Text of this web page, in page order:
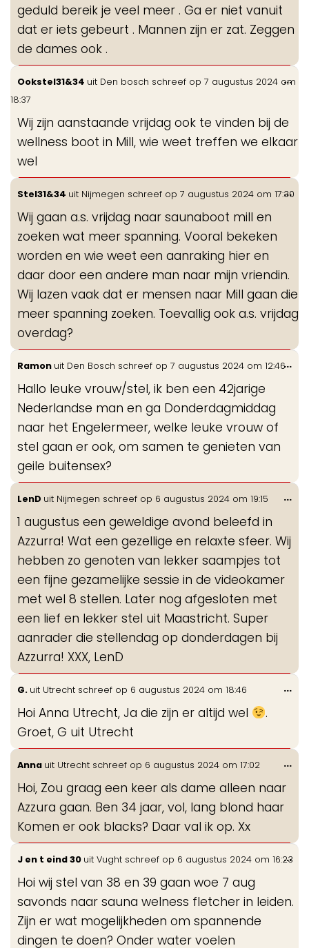
geduld bereik je veel meer . Ga er niet vanuit
dat er iets gebeurt . Mannen zijn er zat. Zeggen
de dames ook .
Ookstel31&34 uit Den bosch schreef op 7 augustus 2024 om
18:37
Wij zijn aanstaande vrijdag ook te vinden bij de
wellness boot in Mill, wie weet treffen we elkaar
wel
...
Stel31&34 uit Nijmegen schreef op 7 augustus 2024 om 17:30
Wij gaan a.s. vrijdag naar saunaboot mill en
zoeken wat meer spanning. Vooral bekeken
worden en wie weet een aanraking hier en
daar door een andere man naar mijn vriendin.
Wij lazen vaak dat er mensen naar Mill gaan die
meer spanning zoeken. Toevallig ook a.s. vrijdag
overdag?
...
Ramon uit Den Bosch schreef op 7 augustus 2024 om 12:46
Hallo leuke vrouw/stel, ik ben een 42jarige
Nederlandse man en ga Donderdagmiddag
naar het Engelermeer, welke leuke vrouw of
stel gaan er ook, om samen te genieten van
geile buitensex?
...
LenD uit Nijmegen schreef op 6 augustus 2024 om 19:15
1 augustus een geweldige avond beleefd in
Azzurra! Wat een gezellige en relaxte sfeer. Wij
hebben zo genoten van lekker saampjes tot
een fijne gezamelijke sessie in de videokamer
met wel 8 stellen. Later nog afgesloten met
een lief en lekker stel uit Maastricht. Super
aanrader die stellendag op donderdagen bij
Azzurra! XXX, LenD
...
G. uit Utrecht schreef op 6 augustus 2024 om 18:46
Hoi Anna Utrecht, Ja die zijn er altijd wel
.
Groet, G uit Utrecht
...
Anna uit Utrecht schreef op 6 augustus 2024 om 17:02
Hoi, Zou graag een keer als dame alleen naar
Azzura gaan. Ben 34 jaar, vol, lang blond haar
Komen er ook blacks? Daar val ik op. Xx
...
J en t eind 30 uit Vught schreef op 6 augustus 2024 om 16:23
Hoi wij stel van 38 en 39 gaan woe 7 aug
savonds naar sauna welness fletcher in leiden.
Zijn er wat mogelijkheden om spannende
dingen te doen? Onder water voelen
...